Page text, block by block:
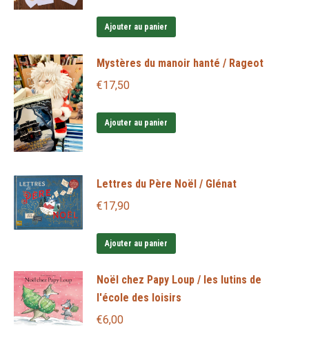
Ajouter au panier
Mystères du manoir hanté / Rageot
€17,50
Ajouter au panier
Lettres du Père Noël / Glénat
€17,90
Ajouter au panier
Noël chez Papy Loup / les lutins de
l'école des loisirs
€6,00